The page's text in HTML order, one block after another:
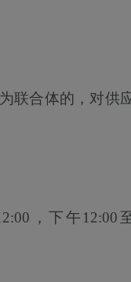
联合体的，对供
，下午12:00